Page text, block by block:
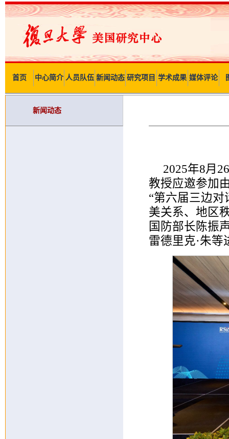
首页 中心简介 人员队伍 新闻动态 研究项目 学术成果 媒体评论
新闻动态
2025年8月
教授应邀参加
“第六届三边
美关系、地区
国防部长陈振
雷德里克·朱等